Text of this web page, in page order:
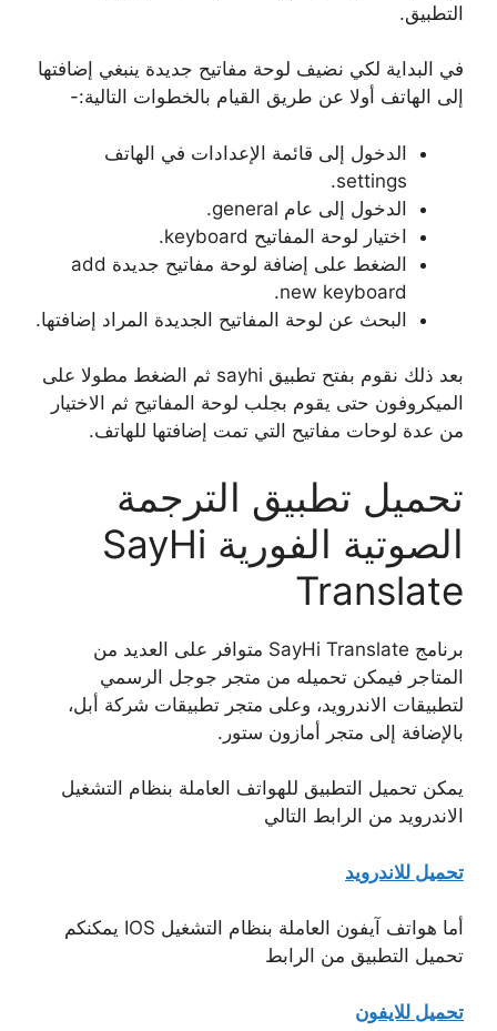
التطبيق.
في البداية لكي نضيف لوحة مفاتيح جديدة ينبغي إضافتها
إلى الهاتف أولا عن طريق القيام بالخطوات التالية:-
الدخول إلى قائمة الإعدادات في الهاتف
settings.
الدخول إلى عام general.
اختيار لوحة المفاتيح keyboard.
الضغط على إضافة لوحة مفاتيح جديدة add
new keyboard.
البحث عن لوحة المفاتيح الجديدة المراد إضافتها.
بعد ذلك نقوم بفتح تطبيق sayhi ثم الضغط مطولا على
الميكروفون حتى يقوم بجلب لوحة المفاتيح ثم الاختيار
من عدة لوحات مفاتيح التي تمت إضافتها للهاتف.
تحميل تطبيق الترجمة
الصوتية الفورية SayHi
Translate
برنامج SayHi Translate متوافر على العديد من
المتاجر فيمكن تحميله من متجر جوجل الرسمي
لتطبيقات الاندرويد، وعلى متجر تطبيقات شركة أبل،
بالإضافة إلى متجر أمازون ستور.
يمكن تحميل التطبيق للهواتف العاملة بنظام التشغيل
الاندرويد من الرابط التالي
تحميل للاندرويد
أما هواتف آيفون العاملة بنظام التشغيل IOS يمكنكم
تحميل التطبيق من الرابط
تحميل للايفون